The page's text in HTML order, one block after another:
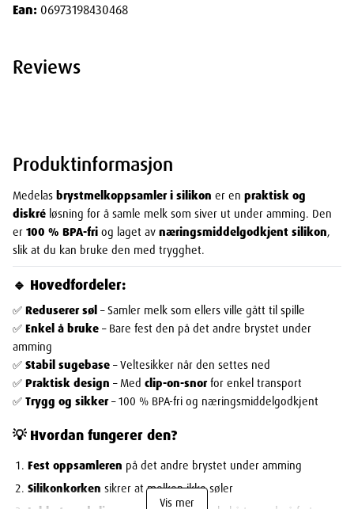
Produktinformasjon
Medelas brystmelkoppsamler i silikon er en praktisk og
diskré løsning for å samle melk som siver ut under amming. Den
er 100 % BPA-fri og laget av næringsmiddelgodkjent silikon,
slik at du kan bruke den med trygghet.
🔹 Hovedfordeler:
✅ Reduserer søl – Samler melk som ellers ville gått til spille
✅ Enkel å bruke – Bare fest den på det andre brystet under
amming
✅ Stabil sugebase – Veltesikker når den settes ned
✅ Praktisk design – Med clip-on-snorfor enkel transport
✅ Trygg og sikker– 100 % BPA-fri og næringsmiddelgodkjent
💡 Hvordan fungerer den?
Fest oppsamleren på det andre brystet under amming
Silikonkorken sikrer at melken ikke søler
Vis mer
Ean: 06973198430468
Reviews